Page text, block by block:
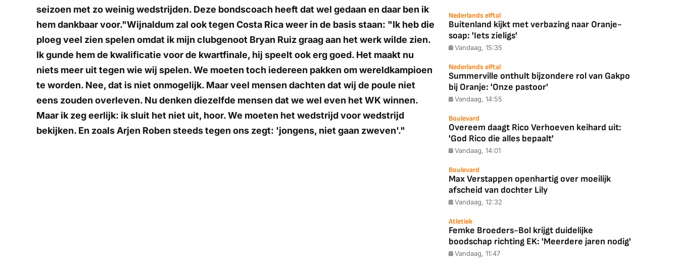
seizoen met zo weinig wedstrijden. Deze bondscoach heeft dat wel gedaan en daar ben ik
hem dankbaar voor."Wijnaldum zal ook tegen Costa Rica weer in de basis staan: "Ik heb die
ploeg veel zien spelen omdat ik mijn clubgenoot Bryan Ruiz graag aan het werk wilde zien.
Ik gunde hem de kwalificatie voor de kwartfinale, hij speelt ook erg goed. Het maakt nu
niets meer uit tegen wie wij spelen. We moeten toch iedereen pakken om wereldkampioen
te worden. Nee, dat is niet onmogelijk. Maar veel mensen dachten dat wij de poule niet
eens zouden overleven. Nu denken diezelfde mensen dat we wel even het WK winnen.
Maar ik zeg eerlijk: ik sluit het niet uit, hoor. We moeten het wedstrijd voor wedstrijd
bekijken. En zoals Arjen Roben steeds tegen ons zegt: 'jongens, niet gaan zweven'."
Nederlands elftal
Buitenland kijkt met verbazing naar Oranje-
soap: 'Iets zieligs'
Vandaag, 15:35
Nederlands elftal
Summerville onthult bijzondere rol van Gakpo
bij Oranje: 'Onze pastoor'
Vandaag, 14:55
Boulevard
Overeem daagt Rico Verhoeven keihard uit:
'God Rico die alles bepaalt'
Vandaag, 14:01
Boulevard
Max Verstappen openhartig over moeilijk
afscheid van dochter Lily
Vandaag, 12:32
Atletiek
Femke Broeders-Bol krijgt duidelijke
boodschap richting EK: 'Meerdere jaren nodig'
Vandaag, 11:47